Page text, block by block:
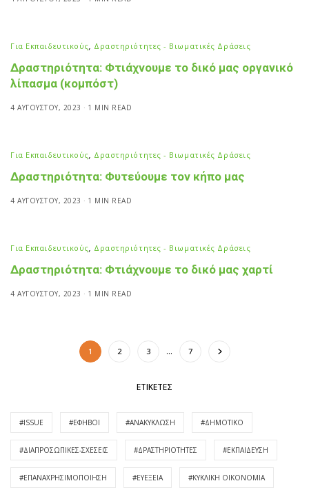
Για Εκπαιδευτικούς, Δραστηριότητες - Βιωματικές Δράσεις
Δραστηριότητα: Φτιάχνουμε το δικό μας οργανικό
λίπασμα (κομπόστ)
4 ΑΥΓΟΎΣΤΟΥ, 2023 1 MIN READ
Για Εκπαιδευτικούς, Δραστηριότητες - Βιωματικές Δράσεις
Δραστηριότητα: Φυτεύουμε τον κήπο μας
4 ΑΥΓΟΎΣΤΟΥ, 2023 1 MIN READ
Για Εκπαιδευτικούς, Δραστηριότητες - Βιωματικές Δράσεις
Δραστηριότητα: Φτιάχνουμε το δικό μας χαρτί
4 ΑΥΓΟΎΣΤΟΥ, 2023 1 MIN READ
1 2 3 … 7
ΕΤΙΚΈΤΕΣ
#ISSUE #ΈΦΗΒΟΙ #ΑΝΑΚΎΚΛΩΣΗ #ΔΗΜΟΤΙΚΌ
#ΔΙΑΠΡΟΣΩΠΙΚΈΣ-ΣΧΈΣΕΙΣ #ΔΡΑΣΤΗΡΙΌΤΗΤΕΣ #ΕΚΠΑΊΔΕΥΣΗ
#ΕΠΑΝΑΧΡΗΣΙΜΟΠΟΊΗΣΗ #ΕΥΕΞΕΊΑ #ΚΥΚΛΙΚΉ ΟΙΚΟΝΟΜΊΑ